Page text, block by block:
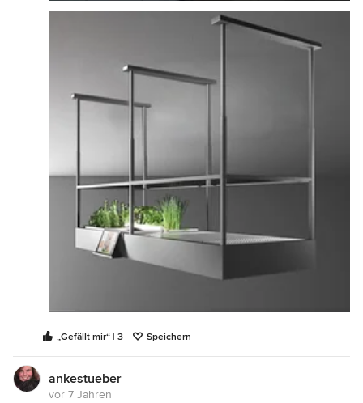
„Gefällt mir“ | 3 Speichern
ankestueber
vor 7 Jahren